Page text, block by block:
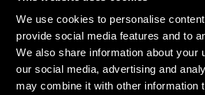
We use cookies to personalise
provide social media features and to
We also share information about your
our social media, advertising and
may combine it with other information
Ved at tilmelde dig vores nyhedsbrev
privatlivspolitik